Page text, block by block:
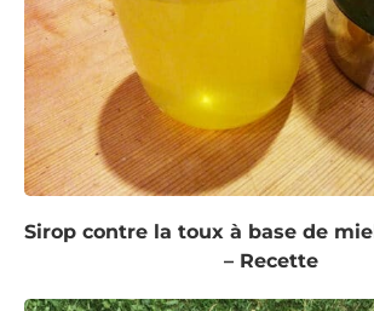
Sirop contre la toux à base de
– Recette